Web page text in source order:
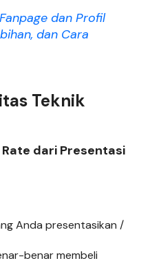
dan Profil
dan Cara
Teknik
dari Presentasi
Anda presentasikan /
benar membeli